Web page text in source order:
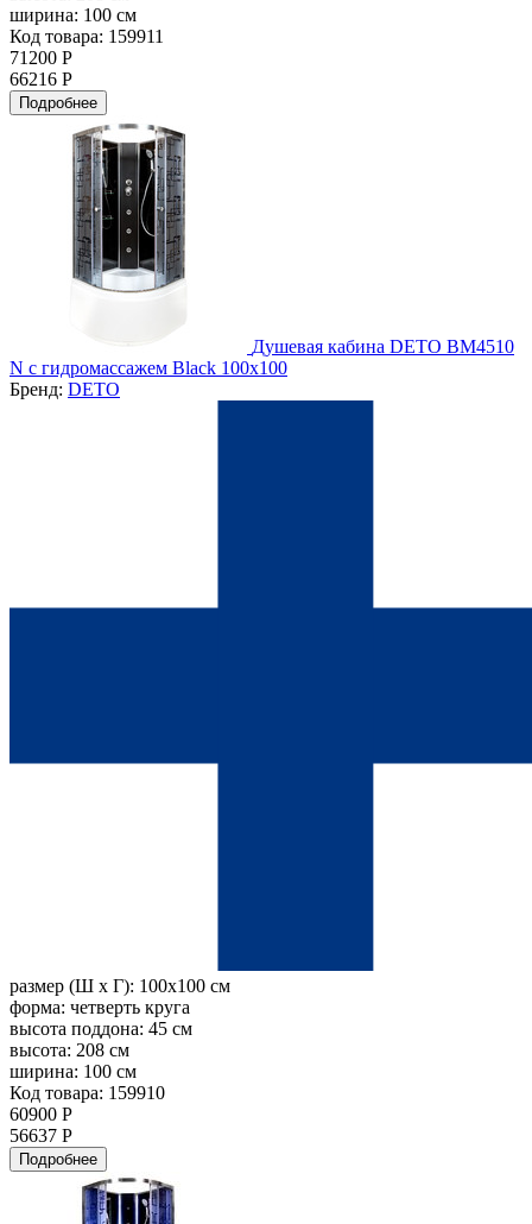
ширина: 100 см
Код товара: 159911
71200 Р
66216 Р
Подробнее
Душевая кабина DETO BМ4510
N с гидромассажем Black 100х100
Бренд: DETO
размер (Ш х Г): 100x100 см
форма: четверть круга
высота поддона: 45 см
высота: 208 см
ширина: 100 см
Код товара: 159910
60900 Р
56637 Р
Подробнее